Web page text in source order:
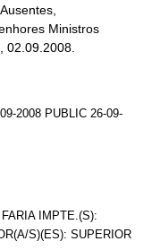
Ministros
02.09.2008.
2008 PUBLIC 26-09-
IMPTE.(S):
S)(ES): SUPERIOR